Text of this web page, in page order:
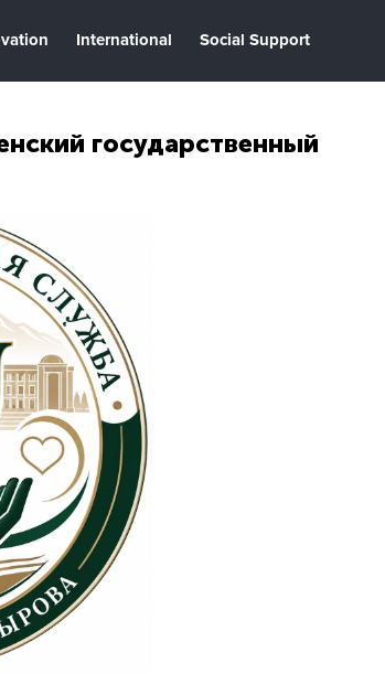
International Social Support
государственный